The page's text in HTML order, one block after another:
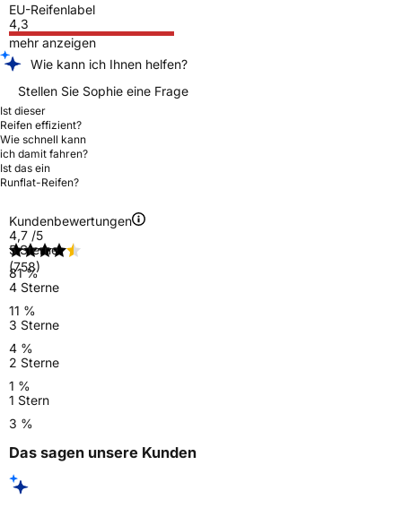
EU-Reifenlabel
4,3
mehr anzeigen
Wie kann ich Ihnen helfen?
Stellen Sie Sophie eine Frage
Ist dieser
Reifen effizient?
Wie schnell kann
ich damit fahren?
Ist das ein
Runflat-Reifen?
Kundenbewertungen
4,7 /5
(758)
5 Sterne
81 %
4 Sterne
11 %
3 Sterne
4 %
2 Sterne
1 %
1 Stern
3 %
Das sagen unsere Kunden